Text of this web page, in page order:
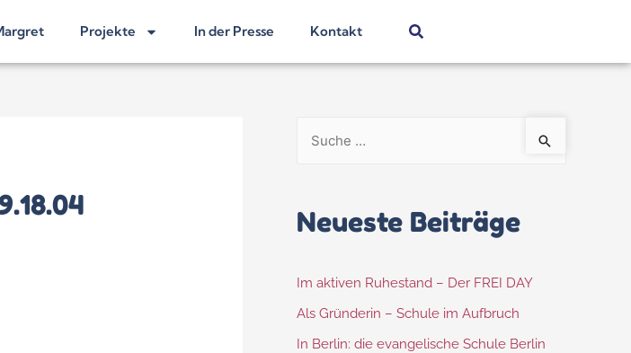
Projekte In der Presse Kontakt
Neueste Beiträge
Im aktiven Ruhestand – Der FREI DAY
Als Gründerin – Schule im Aufbruch
In Berlin: die evangelische Schule Berlin